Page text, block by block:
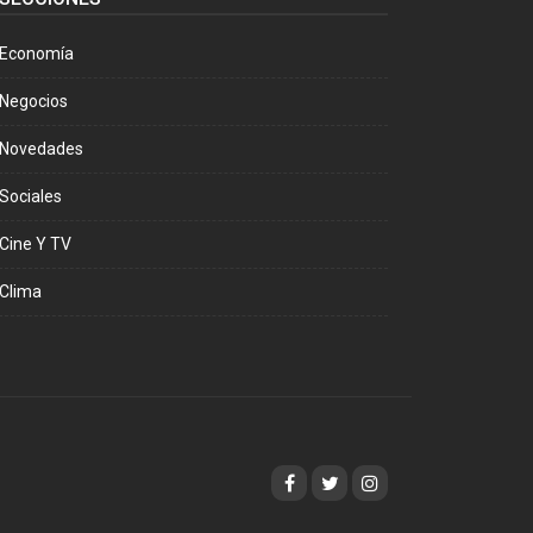
Economía
Negocios
Novedades
Sociales
Cine Y TV
Clima